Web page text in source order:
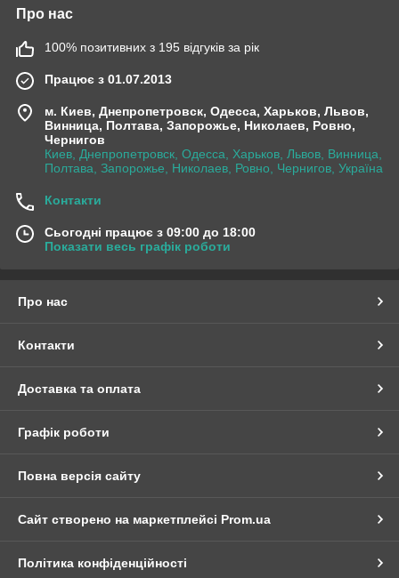
Про нас
100% позитивних з 195 відгуків за рік
Працює з 01.07.2013
м. Киев, Днепропетровск, Одесса, Харьков, Львов,
Винница, Полтава, Запорожье, Николаев, Ровно,
Чернигов
Киев, Днепропетровск, Одесса, Харьков, Львов, Винница,
Полтава, Запорожье, Николаев, Ровно, Чернигов, Україна
Контакти
Сьогодні працює з 09:00 до 18:00
Показати весь графік роботи
Про нас
Контакти
Доставка та оплата
Графік роботи
Повна версія сайту
Сайт створено на маркетплейсі Prom.ua
Політика конфіденційності